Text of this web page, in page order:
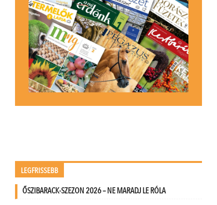
LEGFRISSEBB
ŐSZIBARACK-SZEZON 2026 – NE MARADJ LE RÓLA